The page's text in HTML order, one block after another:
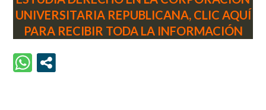
UNIVERSITARIA REPUBLICANA, CLIC AQUÍ
PARA RECIBIR TODA LA INFORMACIÓN